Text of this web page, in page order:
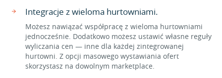
Integracje z wieloma hurtowniami.
Możesz nawiązać współpracę z wieloma hurtowniami
jednocześnie. Dodatkowo możesz ustawić własne reguły
wyliczania cen — inne dla każdej zintegrowanej
hurtowni. Z opcji masowego wystawiania ofert
skorzystasz na dowolnym marketplace.